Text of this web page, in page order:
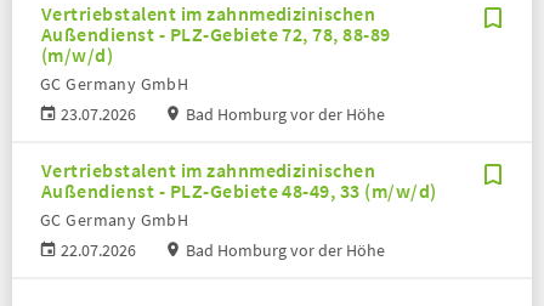
Vertriebstalent im zahnmedizinischen
Außendienst - PLZ-Gebiete 72, 78, 88-89
(m/w/d)
23.07.2026
GC Germany GmbH
Bad Homburg vor der Höhe
Vertriebstalent im zahnmedizinischen
Außendienst - PLZ-Gebiete 48-49, 33 (m/w/d)
22.07.2026
GC Germany GmbH
Bad Homburg vor der Höhe